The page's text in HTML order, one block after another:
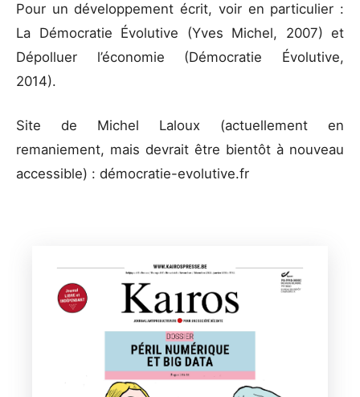
Pour un développement écrit, voir en particulier :
La Démocratie Évolutive (Yves Michel, 2007) et
Dépolluer l’économie (Démocratie Évolutive,
2014).
Site de Michel Laloux (actuellement en
remaniement, mais devrait être bientôt à nouveau
accessible) : démocratie-evolutive.fr